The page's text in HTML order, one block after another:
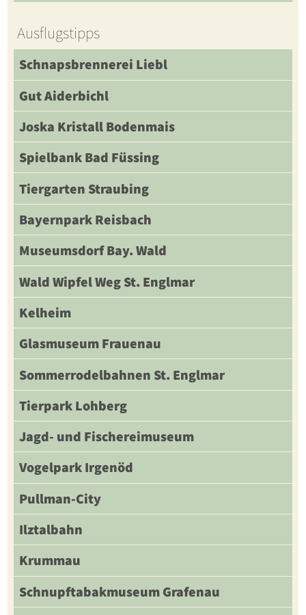
Ausflugstipps
Schnapsbrennerei Liebl
Gut Aiderbichl
Joska Kristall Bodenmais
Spielbank Bad Füssing
Tiergarten Straubing
Bayernpark Reisbach
Museumsdorf Bay. Wald
Wald Wipfel Weg St. Englmar
Kelheim
Glasmuseum Frauenau
Sommerrodelbahnen St. Englmar
Tierpark Lohberg
Jagd- und Fischereimuseum
Vogelpark Irgenöd
Pullman-City
Ilztalbahn
Krummau
Schnupftabakmuseum Grafenau